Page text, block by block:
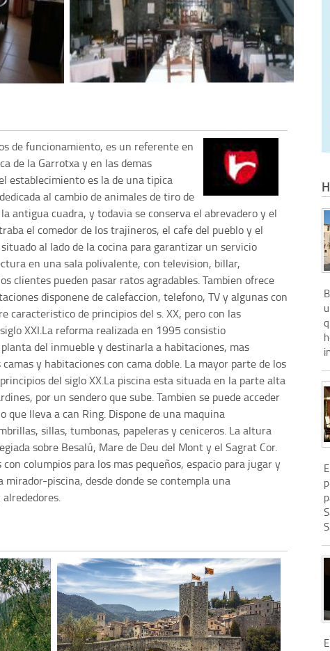
de funcionamiento, es un referente en
de la Garrotxa y en las demas
establecimiento es la de una tipica
al cambio de animales de tiro de
antigua cuadra, y todavia se conserva el abrevadero y el
el comedor de los trajineros, el cafe del pueblo y el
al lado de la cocina para garantizar un servicio
en una sala polivalente, con television, billar,
clientes pueden pasar ratos agradables. Tambien ofrece
disponene de calefaccion, telefono, TV y algunas con
caracteristico de principios del s. XX, pero con las
XXI.La reforma realizada en 1995 consistio
del inmueble y destinarla a habitaciones, mas
y habitaciones con cama doble. La mayor parte de los
del siglo XX.La piscina esta situada en la parte alta
por un sendero que sube. Tambien se puede acceder
que lleva a can Ring. Dispone de una maquina
sillas, tumbonas, papeleras y ceniceros. La altura
sobre Besalú, Mare de Deu del Mont y el Sagrat Cor.
columpios para los mas pequeños, espacio para jugar y
mirador-piscina, desde donde se contempla una